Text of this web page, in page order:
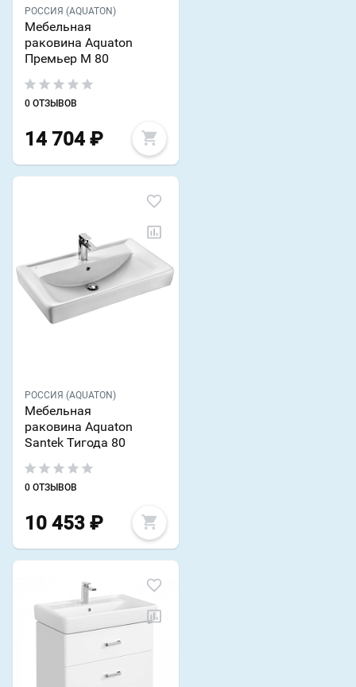
РОССИЯ (AQUATON)
Мебельная
раковина Aquaton
Премьер М 80
0 ОТЗЫВОВ
14 704 ₽
РОССИЯ (AQUATON)
Мебельная
раковина Aquaton
Santek Тигода 80
0 ОТЗЫВОВ
10 453 ₽